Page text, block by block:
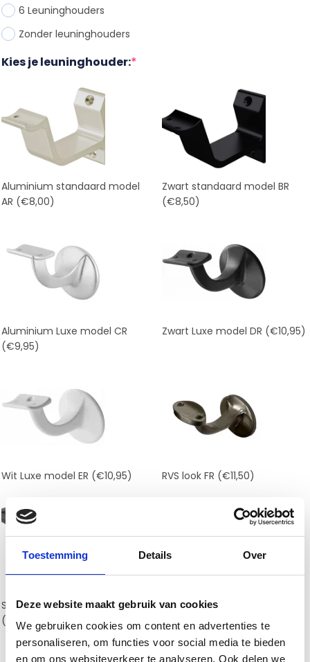
Toestemming Details Over
Deze website maakt gebruik van cookies
We gebruiken cookies om content en advertenties te
personaliseren, om functies voor social media te bieden
en om ons websiteverkeer te analyseren. Ook delen we
6 Leuninghouders
Zonder leuninghouders
Kies je leuninghouder:*
Aluminium standaard model
AR (€8,00)
Zwart standaard model BR
(€8,50)
Aluminium Luxe model CR
(€9,95)
Zwart Luxe model DR (€10,95)
Wit Luxe model ER (€10,95) RVS look FR (€11,50)
Staal robuust model GR
(€11,50)
RVS Zwart type GR